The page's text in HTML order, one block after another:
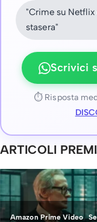
"Crime su
stasera"
Scrivici
⏱ Risposta
ARTICOLI